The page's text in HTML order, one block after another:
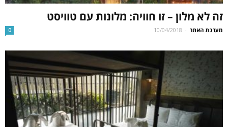
זה לא מלון – זו חוויה: מלונות עם טוויסט
מערכת האתר -
10/04/2018
0